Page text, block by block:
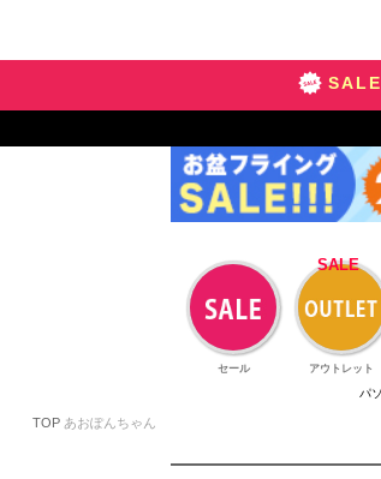
SALE
セール アウトレット
パ
TOP あおぽんちゃん